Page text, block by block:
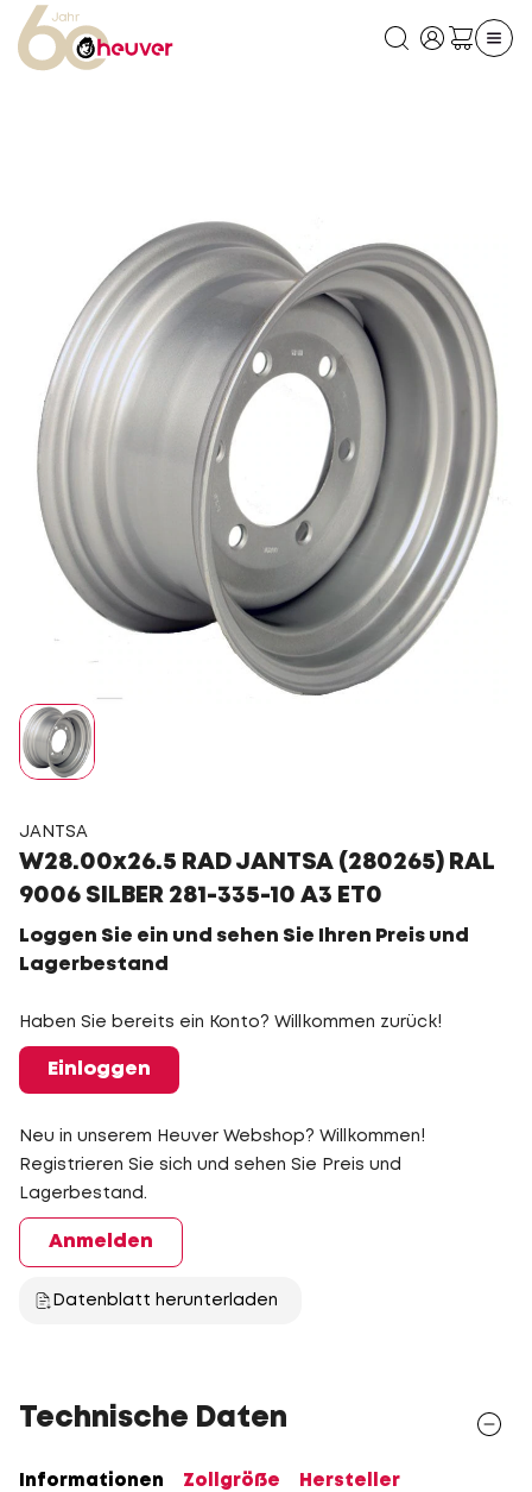
JANTSA
W28.00x26.5 RAD JANTSA (280265) RAL
9006 SILBER 281-335-10 A3 ET0
Loggen Sie ein und sehen Sie Ihren Preis und
Lagerbestand
Haben Sie bereits ein Konto? Willkommen zurück!
Einloggen
Neu in unserem Heuver Webshop? Willkommen!
Registrieren Sie sich und sehen Sie Preis und
Lagerbestand.
Anmelden
Datenblatt herunterladen
Technische Daten
Informationen Zollgröße Hersteller